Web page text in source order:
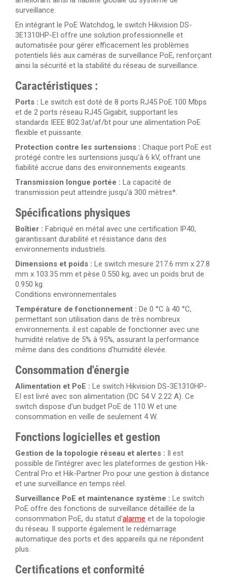
surveillance.
En intégrant le PoE Watchdog, le switch Hikvision DS-
3E1310HP-EI offre une solution professionnelle et
automatisée pour gérer efficacement les problèmes
potentiels liés aux caméras de surveillance PoE, renforçant
ainsi la sécurité et la stabilité du réseau de surveillance.
Caractéristiques :
Ports : Le switch est doté de 8 ports RJ45 PoE 100 Mbps
et de 2 ports réseau RJ45 Gigabit, supportant les
standards IEEE 802.3at/af/bt pour une alimentation PoE
flexible et puissante.
Protection contre les surtensions : Chaque port PoE est
protégé contre les surtensions jusqu'à 6 kV, offrant une
fiabilité accrue dans des environnements exigeants.
Transmission longue portée : La capacité de
transmission peut atteindre jusqu'à 300 mètres*.
Spécifications physiques
Boîtier : Fabriqué en métal avec une certification IP40,
garantissant durabilité et résistance dans des
environnements industriels.
Dimensions et poids : Le switch mesure 217.6 mm x 27.8
mm x 103.35 mm et pèse 0.550 kg, avec un poids brut de
0.950 kg.
Conditions environnementales
Température de fonctionnement : De 0 °C à 40 °C,
permettant son utilisation dans de très nombreux
environnements. il est capable de fonctionner avec une
humidité relative de 5% à 95%, assurant la performance
même dans des conditions d'humidité élevée.
Consommation d'énergie
Alimentation et PoE : Le switch Hikvision DS-3E1310HP-
EI est livré avec son alimentation (DC 54 V 2.22 A). Ce
switch dispose d'un budget PoE de 110 W et une
consommation en veille de seulement 4 W.
Fonctions logicielles et gestion
Gestion de la topologie réseau et alertes : Il est
possible de l'intégrer avec les plateformes de gestion Hik-
Central Pro et Hik-Partner Pro pour une gestion à distance
et une surveillance en temps réel.
Surveillance PoE et maintenance système : Le switch
PoE offre des fonctions de surveillance détaillée de la
consommation PoE, du statut d'alarme et de la topologie
du réseau. Il supporte également le redémarrage
automatique des ports et des appareils qui ne répondent
plus.
Certifications et conformité